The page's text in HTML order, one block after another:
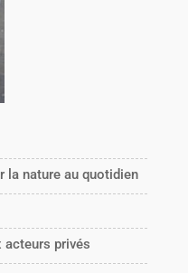
la nature au quotidien
privés